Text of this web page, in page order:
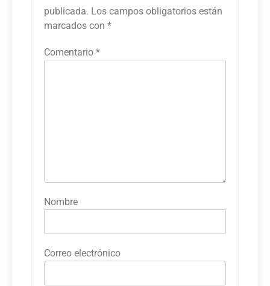
publicada. Los campos obligatorios están
marcados con *
Comentario *
Nombre
Correo electrónico